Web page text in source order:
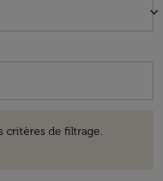
keyboard_arrow_down
critères de filtrage.